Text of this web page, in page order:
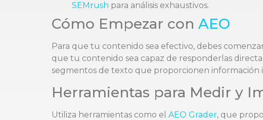
SEMrush para análisis exhaustivos.
Cómo Empezar con AEO
Para que tu contenido sea efectivo, debes
que tu contenido sea capaz de responderlas
segmentos de texto que proporcionen información
Herramientas para Medir y
Utiliza herramientas como el AEO Grader, que